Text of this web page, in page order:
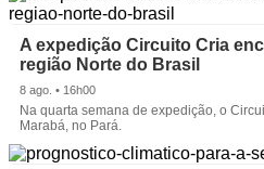
A expedição Circuito Cria
região Norte do Brasil
8 ago. • 16h00
Na quarta semana de expedição, o
Marabá, no Pará.